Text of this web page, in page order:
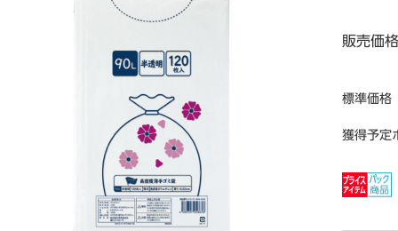
販売価格
標準価格
獲得予定